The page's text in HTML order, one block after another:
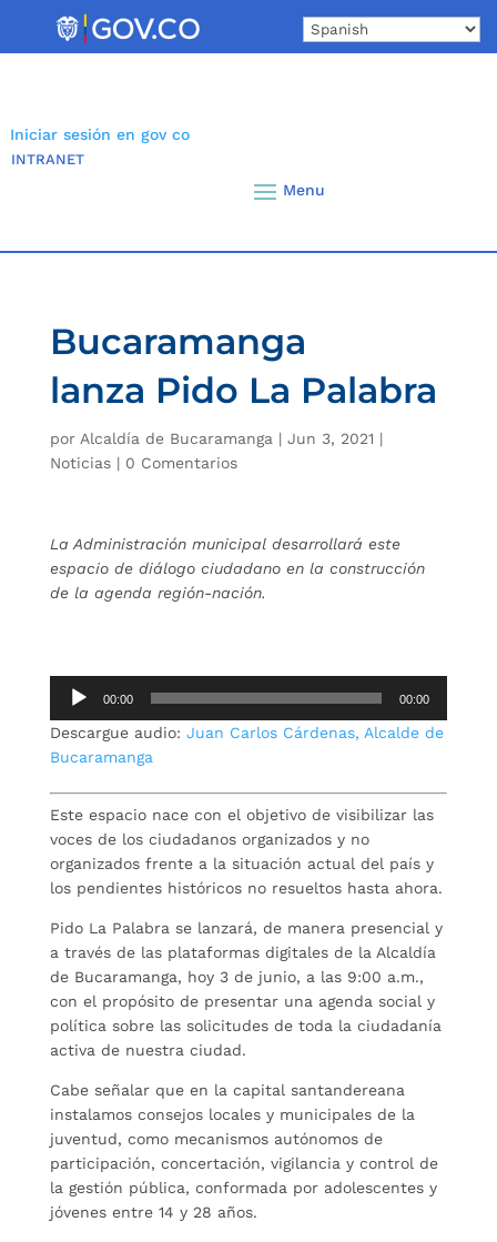
Iniciar sesión en gov co
INTRANET
Bucaramanga
lanza Pido La Palabra
por Alcaldía de Bucaramanga | Jun 3, 2021 |
Noticias| 0 Comentarios
La Administración municipal desarrollará este
espacio de diálogo ciudadano en la construcción
de la agenda región-nación.
Reproductor
audio
00:00 00:00
Descargue audio: Juan Carlos Cárdenas, Alcalde de
Bucaramanga
Este espacio nace con el objetivo de visibilizar las
voces de los ciudadanos organizados y no
organizados frente a la situación actual del país y
los pendientes históricos no resueltos hasta ahora.
Pido La Palabra se lanzará, de manera presencial y
a través de las plataformas digitales de la Alcaldía
de Bucaramanga, hoy 3 de junio, a las 9:00 a.m.,
con el propósito de presentar una agenda social y
política sobre las solicitudes de toda la ciudadanía
activa de nuestra ciudad.
Cabe señalar que en la capital santandereana
instalamos consejos locales y municipales de la
juventud, como mecanismos autónomos de
participación, concertación, vigilancia y control de
la gestión pública, conformada por adolescentes y
jóvenes entre 14 y 28 años.